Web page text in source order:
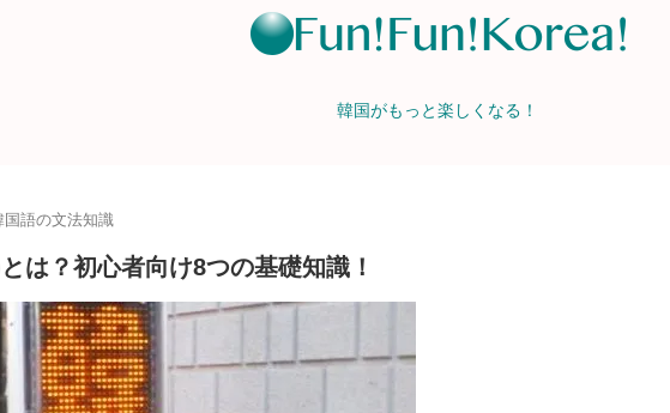
韓国がもっと楽しくなる！
国語の文法知識
は？初心者向け8つの基礎知識！